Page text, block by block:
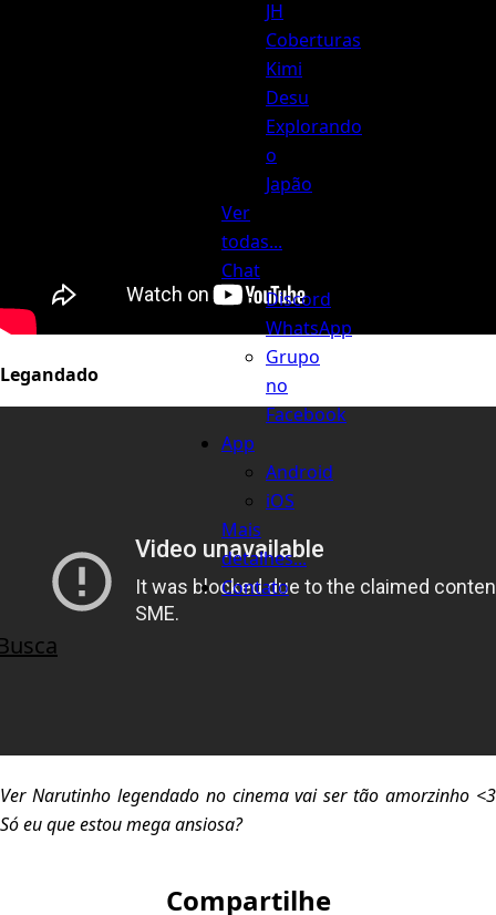
JH
Coberturas
Kimi
Desu
Explorando
o
Japão
Ver
todas...
Chat
Discord
WhatsApp
Grupo
no
Facebook
App
Android
iOS
Mais
detalhes...
Contato
Legandado
Ver Narutinho legendado no cinema vai ser tão amorzinho <3
Só eu que estou mega ansiosa?
Compartilhe